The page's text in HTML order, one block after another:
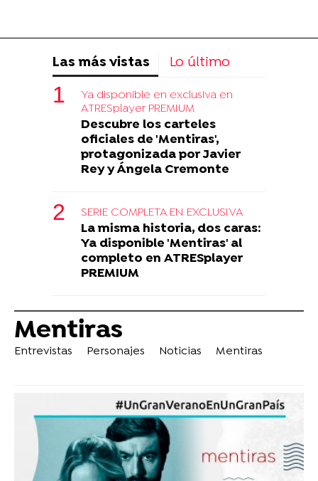
Las más vistas Lo último
Ya disponible en exclusiva en
ATRESplayer PREMIUM
Descubre los carteles
oficiales de 'Mentiras',
protagonizada por Javier
Rey y Ángela Cremonte
SERIE COMPLETA EN EXCLUSIVA
La misma historia, dos caras:
Ya disponible 'Mentiras' al
completo en ATRESplayer
PREMIUM
Mentiras
Entrevistas Personajes Noticias Mentiras